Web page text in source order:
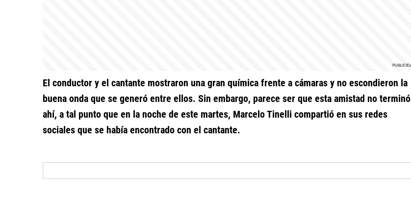
El conductor y el cantante mostraron una gran química frente a cámaras y no escondieron la
buena onda que se generó entre ellos. Sin embargo, parece ser que esta amistad no terminó
ahí, a tal punto que en la noche de este martes, Marcelo Tinelli compartió en sus redes
sociales que se había encontrado con el cantante.